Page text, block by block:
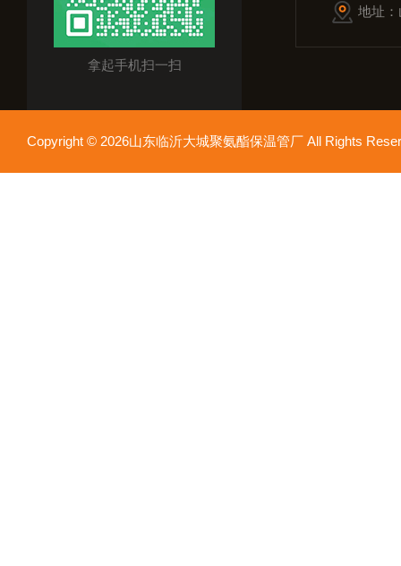
拿起手机扫一扫
地址
Copyright © 2026山东临沂大城聚氨酯保温管厂 All Rights